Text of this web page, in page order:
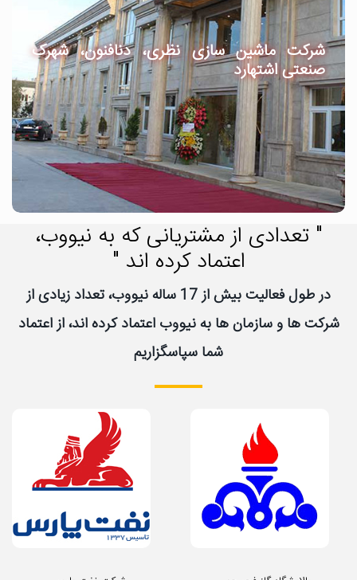
شرکت ماشین سازی نظری، دنافنون، شهرک
صنعتی اشتهارد
" تعدادی از مشتریانی که به نیووب،
اعتماد کرده اند "
در طول فعالیت بیش از 17 ساله نیووب، تعداد زیادی از
شرکت ها و سازمان ها به نیووب اعتماد کرده اند، از اعتماد
شما سپاسگزاریم